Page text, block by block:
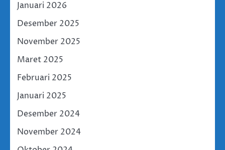
Januari 2026
Desember 2025
November 2025
Maret 2025
Februari 2025
Januari 2025
Desember 2024
November 2024